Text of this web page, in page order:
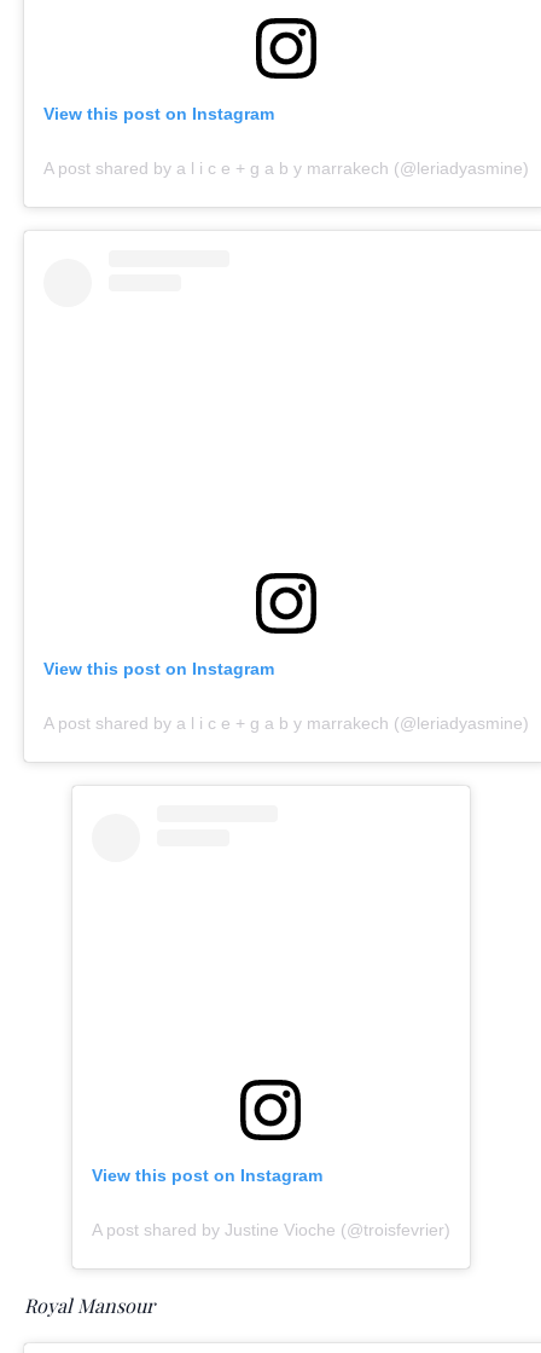
View this post on Instagram
A post shared by a l i c e + g a b y marrakech (@leriadyasmine)
View this post on Instagram
A post shared by a l i c e + g a b y marrakech (@leriadyasmine)
View this post on Instagram
A post shared by Justine Vioche (@troisfevrier)
Royal Mansour